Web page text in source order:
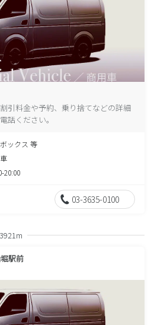
引料金や予約、乗り捨てなどの詳細
話ください。
ックス 等
20:00
03-3635-0100
3921m
駅前